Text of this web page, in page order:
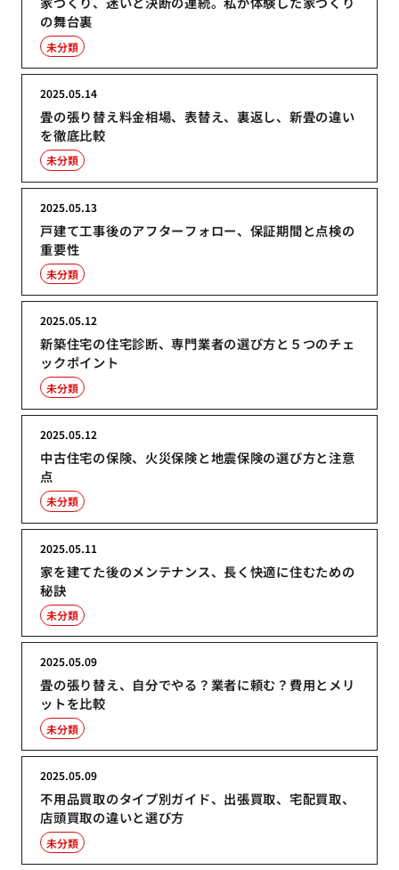
の舞台裏
未分類
畳の張り替え料金相場、表替え、裏返し、新畳の違い
を徹底比較
2025.05.14
未分類
戸建て工事後のアフターフォロー、保証期間と点検の
重要性
2025.05.13
未分類
新築住宅の住宅診断、専門業者の選び方と５つのチェ
ックポイント
2025.05.12
未分類
中古住宅の保険、火災保険と地震保険の選び方と注意
点
2025.05.12
未分類
家を建てた後のメンテナンス、長く快適に住むための
秘訣
2025.05.11
未分類
畳の張り替え、自分でやる？業者に頼む？費用とメリ
ットを比較
2025.05.09
未分類
不用品買取のタイプ別ガイド、出張買取、宅配買取、
店頭買取の違いと選び方
2025.05.09
未分類